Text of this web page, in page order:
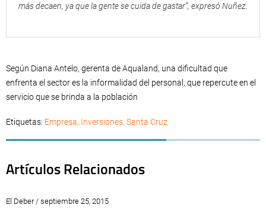
más decaen, ya que la gente se cuida de gastar”, expresó Nuñez.
Según Diana Antelo, gerenta de Aqualand, una dificultad que
enfrenta el sector es la informalidad del personal, que repercute en el
servicio que se brinda a la población
Etiquetas: Empresa, Inversiones, Santa Cruz
Artículos Relacionados
El Deber / septiembre 25, 2015